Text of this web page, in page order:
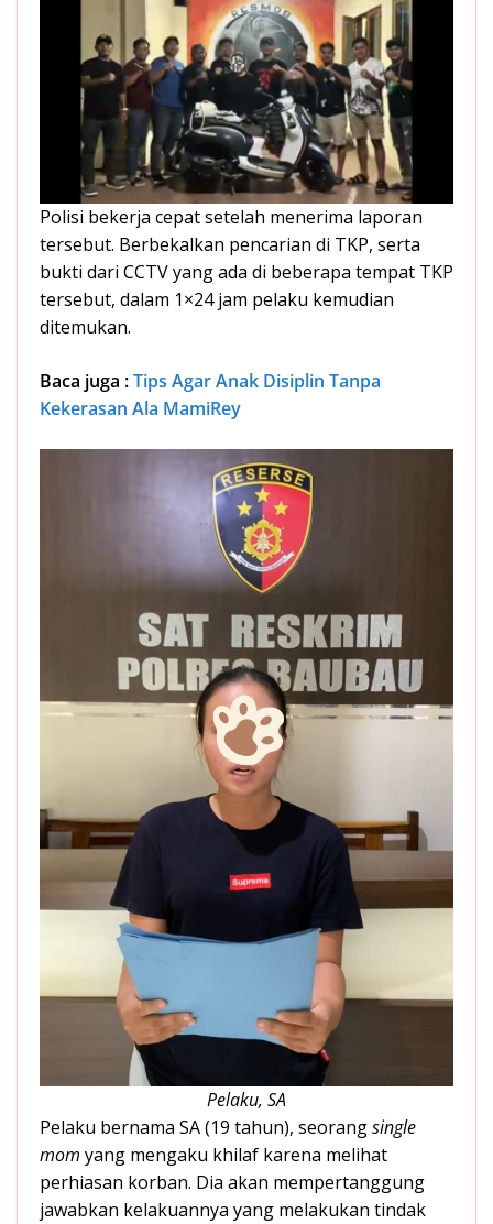
Polisi bekerja cepat setelah menerima laporan
tersebut. Berbekalkan pencarian di TKP, serta
bukti dari CCTV yang ada di beberapa tempat TKP
tersebut, dalam 1×24 jam pelaku kemudian
ditemukan.
Baca juga :Tips Agar Anak Disiplin Tanpa
Kekerasan Ala MamiRey
Pelaku, SA
Pelaku bernama SA (19 tahun), seorangsingle
mom yang mengaku khilaf karena melihat
perhiasan korban. Dia akan mempertanggung
jawabkan kelakuannya yang melakukan tindak